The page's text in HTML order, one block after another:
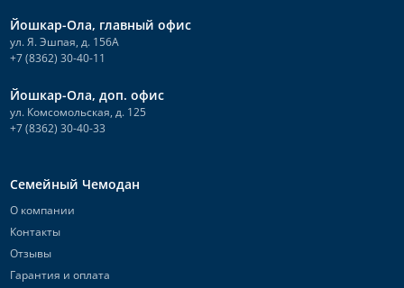
Йошкар-Ола, главный офис
ул. Я. Эшпая, д. 156А
+7 (8362) 30-40-11
Йошкар-Ола, доп. офис
ул. Комсомольская, д. 125
+7 (8362) 30-40-33
Семейный Чемодан
О компании
Контакты
Отзывы
Гарантия и оплата